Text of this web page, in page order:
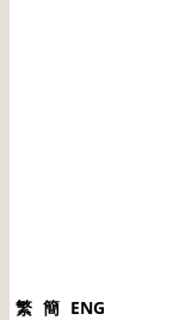
繁 簡 ENG